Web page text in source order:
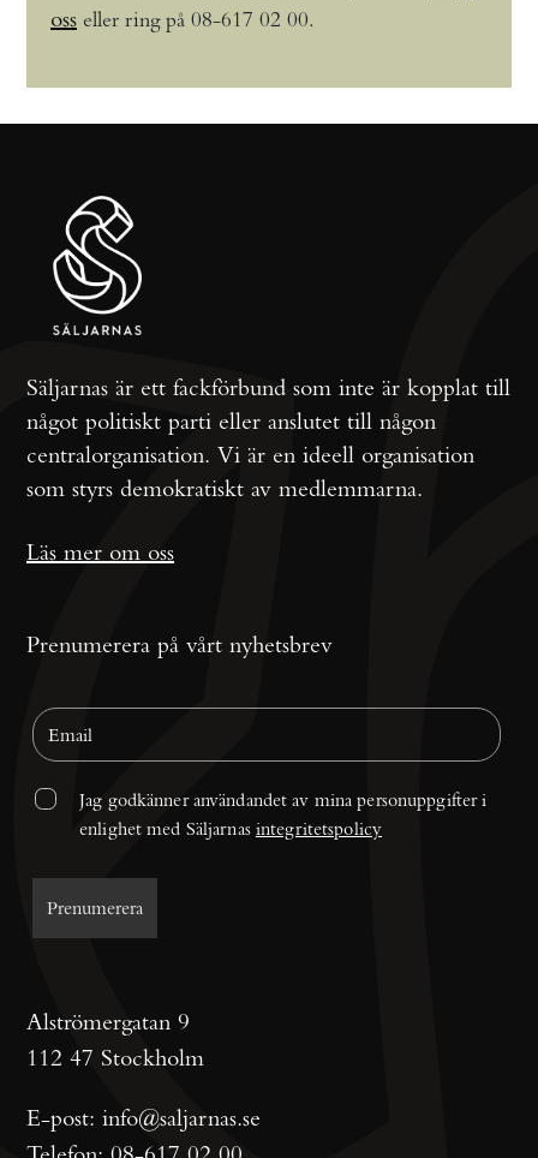
oss eller ring på 08-617 02 00.
Säljarnas är ett fackförbund som inte är kopplat till
något politiskt parti eller anslutet till någon
centralorganisation. Vi är en ideell organisation
som styrs demokratiskt av medlemmarna.
Läs mer om oss
Prenumerera på vårt nyhetsbrev
Jag godkänner användandet av mina personuppgifter i
enlighet med Säljarnas integritetspolicy
Alströmergatan 9
112 47 Stockholm
E-post: info@saljarnas.se